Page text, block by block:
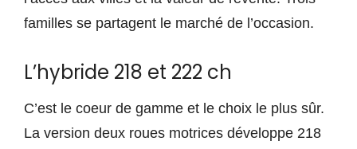
familles se partagent le marché de l’occasion.
L’hybride 218 et 222 ch
C’est le coeur de gamme et le choix le plus sûr.
La version deux roues motrices développe 218